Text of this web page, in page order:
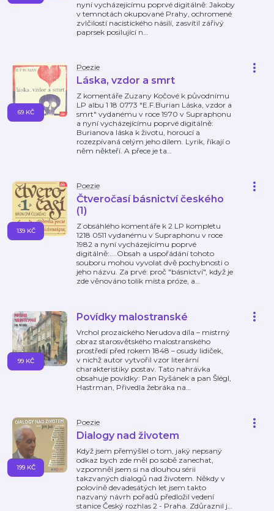
nyní vycházejícímu poprvé digitálně: Jakoby
v temnotách okupované Prahy, ochromené
zvlčilostí nacistického násilí, zasvítil zářivý
paprsek posilující n…
Poezie
Láska, vzdor a smrt
Z komentáře Zuzany Kočové k původnímu
LP albu 1 18 0773 "E.F.Burian Láska, vzdor a
smrt" vydanému v roce 1970 v Supraphonu
a nyní vycházejícímu poprvé digitálně:
Burianova láska k životu, horoucí a
rozezpívaná celým jeho dílem. Lyrik, říkají o
něm někteří. A přece je ta…
69 KČ
Poezie
Čtveročasí básnictví českého
(1)
Z obsáhlého komentáře k 2 LP kompletu
1218 0511 vydanému v Supraphonu v roce
1982 a nyní vycházejícímu poprvé
digitálně:....Obsah a uspořádání tohoto
souboru mohou vyvolat dvě pochybnosti o
jeho názvu. Za prvé: proč "básnictví", když je
zde věnováno tolik místa próze, a…
139 KČ
Povídky malostranské
Vrchol prozaického Nerudova díla – mistrný
obraz starosvětského malostranského
prostředí před rokem 1848 – osudy lidiček,
v nichž autor vytvořil vzor literární
charakteristiky postav. Tato nahrávka
obsahuje povídky: Pan Ryšánek a pan Šlégl,
Hastrman, Přivedla žebráka na…
99 KČ
Poezie
Dialogy nad životem
Když jsem přemýšlel o tom, jaký nepsaný
odkaz bych zde měl po sobě zanechat,
vzpomněl jsem si na dlouhou sérii
takzvaných dialogů nad životem. Někdy v
polovině devadesátých let jsem takto
nazvaný návrh pořadů předložil vedení
stanice Český rozhlas 2 - Praha. Zdůraznil j…
199 KČ